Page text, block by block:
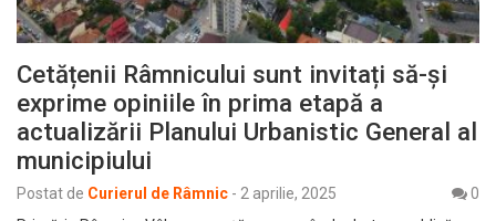
Cetățenii Râmnicului sunt invitați să-și
exprime opiniile în prima etapă a
actualizării Planului Urbanistic General al
municipiului
Postat de Curierul de Râmnic - 2 aprilie, 2025
0